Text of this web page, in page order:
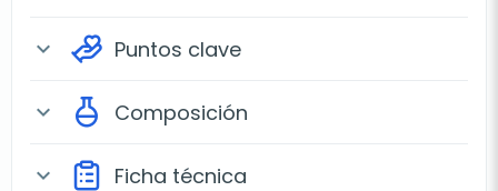
expand_more Puntos clave
expand_more Composición
expand_more Ficha técnica